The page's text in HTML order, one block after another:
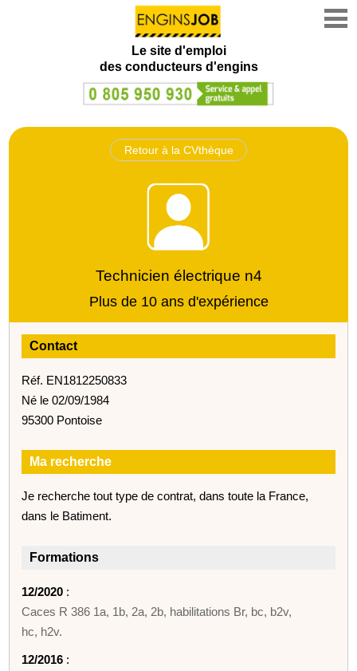
Le site d'emploi
des conducteurs d'engins
Retour à la CVthèque
Technicien électrique n4
Plus de 10 ans d'expérience
Contact
Réf. EN1812250833
Né le 02/09/1984
95300 Pontoise
Ma recherche
Je recherche tout type de contrat, dans toute la France,
dans le Batiment.
Formations
12/2020 :
Caces R 386 1a, 1b, 2a, 2b, habilitations Br, bc, b2v,
hc, h2v.
12/2016 :